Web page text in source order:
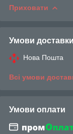
Приховати
Умови доставки
Нова Пошта
Всі умови
Умови оплати